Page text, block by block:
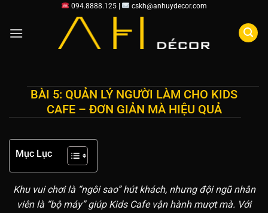
nội
094.8888.125 | cskh@anhuydecor.com
BÀI 5: QUẢN LÝ NGƯỜI LÀM CHO KIDS
CAFE – ĐƠN GIẢN MÀ HIỆU QUẢ
Mục Lục
Khu vui chơi là “ngôi sao” hút khách, nhưng đội ngũ nhân
viên là “bộ máy” giúp Kids Cafe vận hành mượt mà. Với